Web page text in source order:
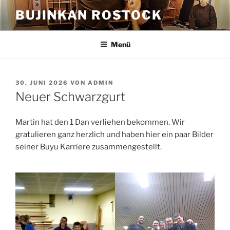
Zum
Inhalt
springen
BUJINKAN ROSTOCK
Menü
VERÖFFENTLICHT
AM
30. JUNI 2026 VON ADMIN
Neuer Schwarzgurt
Martin hat den 1 Dan verliehen bekommen. Wir
gratulieren ganz herzlich und haben hier ein paar Bilder
seiner Buyu Karriere zusammengestellt.